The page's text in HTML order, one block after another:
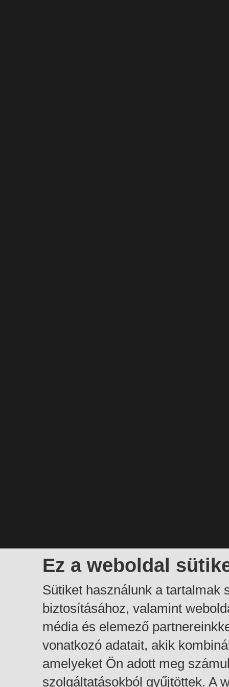
Ez a weboldal
Sütiket használunk a tartalmak
biztosításához, valamint
média és elemező
vonatkozó adatait, akik
amelyeket Ön adott meg
szolgáltatásokból gyűjtöttek. A